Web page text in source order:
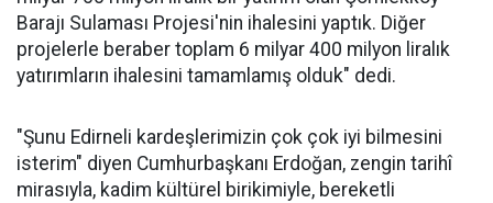
Barajı Sulaması Projesi'nin ihalesini yaptık. Diğer
projelerle beraber toplam 6 milyar 400 milyon liralık
yatırımların ihalesini tamamlamış olduk" dedi.
"Şunu Edirneli kardeşlerimizin çok çok iyi bilmesini
isterim" diyen Cumhurbaşkanı Erdoğan, zengin tarihî
mirasıyla, kadim kültürel birikimiyle, bereketli